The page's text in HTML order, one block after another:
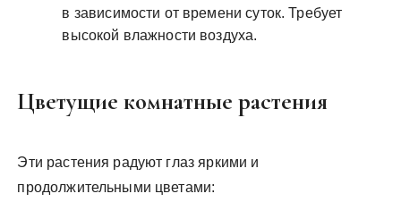
в зависимости от времени суток. Требует
высокой влажности воздуха.
Цветущие комнатные растения
Эти растения радуют глаз яркими и
продолжительными цветами: